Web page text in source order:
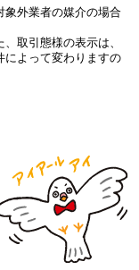
象外業者の媒介の場合
取引態様の表示は、
によって変わりますの